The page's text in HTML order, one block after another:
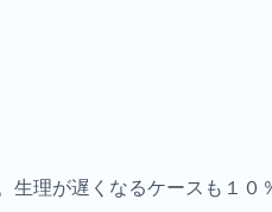
理が遅くなるケースも１０